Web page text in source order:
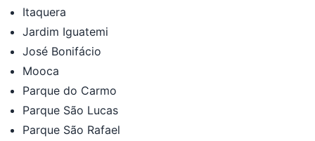
Itaquera
Jardim Iguatemi
José Bonifácio
Mooca
Parque do Carmo
Parque São Lucas
Parque São Rafael